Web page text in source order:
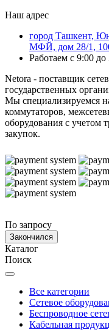
Наш адрес
город Ташкент,
МФЙ, дом 28/1,
Работаем с 9:00
Netora - поставщик
государственных
Мы специализируемся
коммутаторов,
оборудования с учетом
закупок.
По запросу
Закончился
Каталог
Поиск
Все категории
Сетевое
Беспроводное
Кабельная